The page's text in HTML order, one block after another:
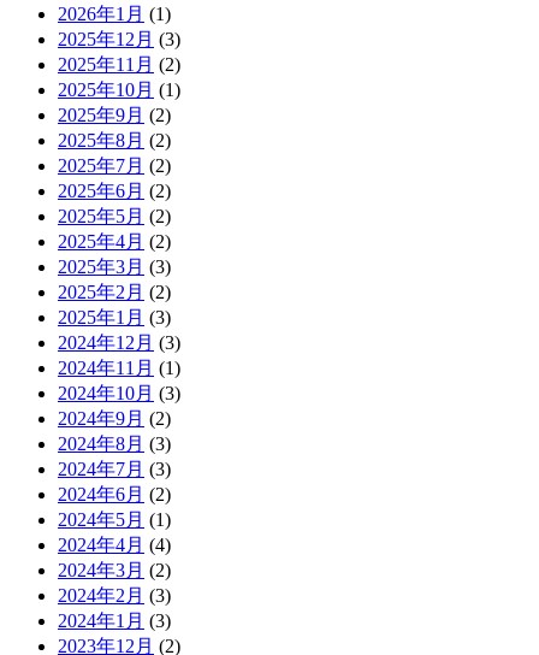
2026年1月 (1)
2025年12月 (3)
2025年11月 (2)
2025年10月 (1)
2025年9月 (2)
2025年8月 (2)
2025年7月 (2)
2025年6月 (2)
2025年5月 (2)
2025年4月 (2)
2025年3月 (3)
2025年2月 (2)
2025年1月 (3)
2024年12月 (3)
2024年11月 (1)
2024年10月 (3)
2024年9月 (2)
2024年8月 (3)
2024年7月 (3)
2024年6月 (2)
2024年5月 (1)
2024年4月 (4)
2024年3月 (2)
2024年2月 (3)
2024年1月 (3)
2023年12月 (2)